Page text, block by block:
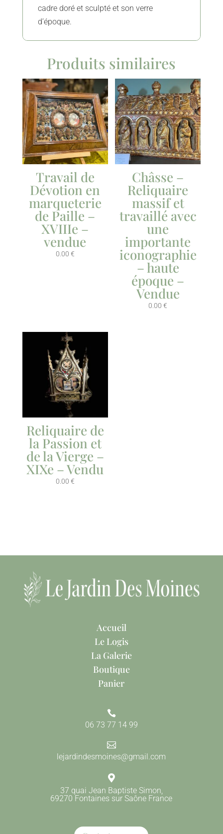
cadre doré et sculpté et son verre
d’époque.
Produits similaires
Travail de
Dévotion en
marqueterie
de Paille –
XVIIIe –
vendue
0.00 €
Châsse –
Reliquaire
massif et
travaillé avec
une
importante
iconographie
– haute
époque –
Vendue
0.00€
Reliquaire de
la Passion et
de la Vierge –
XIXe – Vendu
0.00 €
Accueil
Le Logis
La Galerie
Boutique
Panier

06 73 77 14 99

lejardindesmoines@gmail.com

37 quai Jean Baptiste Simon,
69270 Fontaines sur Saône France